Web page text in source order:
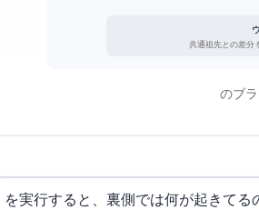
3ウ
共通祖先との差分
Git
git mergeを実行すると、裏側では何が起きてる